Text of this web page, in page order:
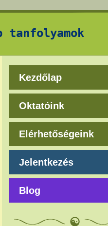
tanfolyamok
Kezdőlap
Oktatóink
Elérhetőségeink
Jelentkezés
Blog